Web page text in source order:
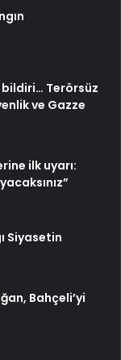
bildiri… Terörsüz
ve Gazze
ilk uyarı:
Siyasetin
Bahçeli’yi